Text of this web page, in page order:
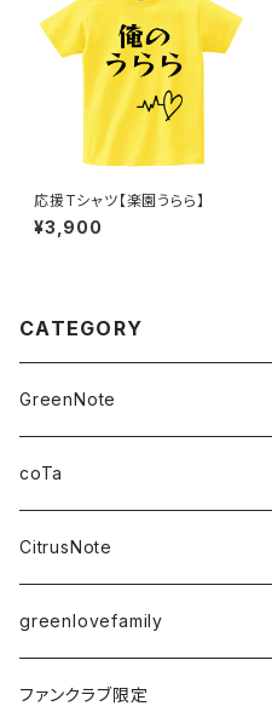
応援Tシャツ【楽園うらら】
¥3,900
CATEGORY
GreenNote
さえの
愛乃茉央
虹海ぽんず
楽園うらら
coTa
CitrusNote
greenlovefamily
ファンクラブ限定